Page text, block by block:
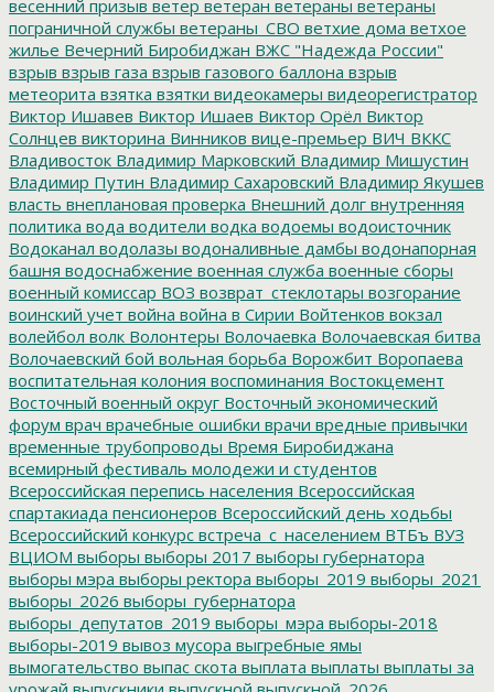
весенний призыв ветер ветеран ветераны ветераны
пограничной службы ветераны_СВО ветхие дома ветхое
жилье Вечерний Биробиджан ВЖС "Надежда России"
взрыв взрыв газа взрыв газового баллона взрыв
метеорита взятка взятки видеокамеры видеорегистратор
Виктор Ишавев Виктор Ишаев Виктор Орёл Виктор
Солнцев викторина Винников вице-премьер ВИЧ ВККС
Владивосток Владимир Марковский Владимир Мишустин
Владимир Путин Владимир Сахаровский Владимир Якушев
власть внеплановая проверка Внешний долг внутренняя
политика вода водители водка водоемы водоисточник
Водоканал водолазы водоналивные дамбы водонапорная
башня водоснабжение военная служба военные сборы
военный комиссар ВОЗ возврат_стеклотары возгорание
воинский учет война война в Сирии Войтенков вокзал
волейбол волк Волонтеры Волочаевка Волочаевская битва
Волочаевский бой вольная борьба Ворожбит Воропаева
воспитательная колония воспоминания Востокцемент
Восточный военный округ Восточный экономический
форум врач врачебные ошибки врачи вредные привычки
временные трубопроводы Время Биробиджана
всемирный фестиваль молодежи и студентов
Всероссийская перепись населения Всероссийская
спартакиада пенсионеров Всероссийский день ходьбы
Всероссийский конкурс встреча_с_населением ВТБъ ВУЗ
ВЦИОМ выборы выборы 2017 выборы губернатора
выборы мэра выборы ректора выборы_2019 выборы_2021
выборы_2026 выборы_губернатора
выборы_депутатов_2019 выборы_мэра выборы-2018
выборы-2019 вывоз мусора выгребные ямы
вымогательство выпас скота выплата выплаты выплаты за